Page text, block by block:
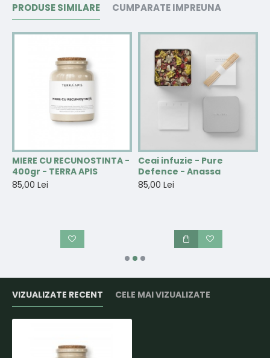
PRODUSE SIMILARE CUMPARATE IMPREUNA
MIERE CU RECUNOSTINTA -
400gr - TERRA APIS
85,00 Lei
Ceai infuzie - Pure
Defence - Anassa
85,00 Lei
VIZUALIZATE RECENT CELE MAI VIZUALIZATE